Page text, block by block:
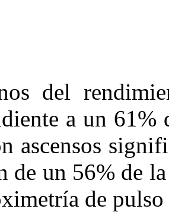
del
a un
ascensos
de un 56% de la
de